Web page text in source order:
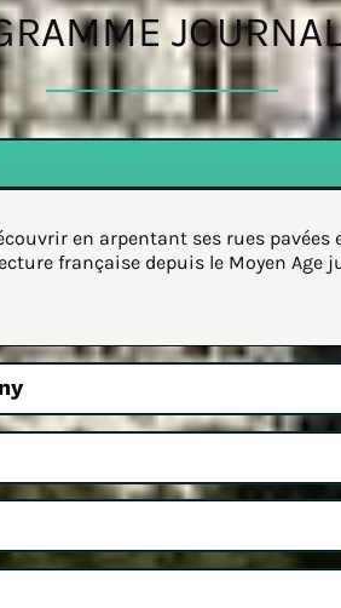
en arpentant ses rues pavées
française depuis le Moyen Age